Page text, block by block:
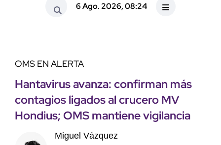
6 Ago. 2026, 08:24
OMS EN ALERTA
Hantavirus avanza: confirman más
contagios ligados al crucero MV
Hondius; OMS mantiene vigilancia
Miguel Vázquez